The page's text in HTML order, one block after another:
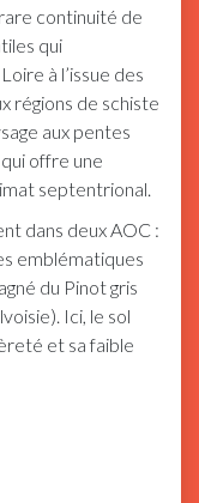
continuité de
qui
à l’issue des
régions de schiste
aux pentes
offre une
septentrional.
dans deux AOC :
emblématiques
du Pinot gris
Ici, le sol
et sa faible